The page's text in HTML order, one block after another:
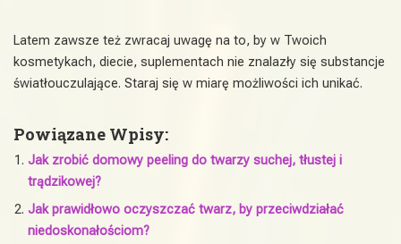
Latem zawsze też zwracaj uwagę na to, by w Twoich
kosmetykach, diecie, suplementach nie znalazły się substancje
światłouczulające. Staraj się w miarę możliwości ich unikać.
Powiązane Wpisy:
Jak zrobić domowy peeling do twarzy suchej, tłustej i
trądzikowej?
Jak prawidłowo oczyszczać twarz, by przeciwdziałać
niedoskonałościom?